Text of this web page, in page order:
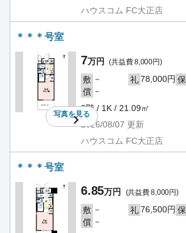
ハウスコム FC大正店
＊＊＊号室
写真を見る
7万円 (共益費 8,000円)
敷 － 礼78,000円 保
償 －
3階 / 1K / 21.09㎡
2026/08/07 更新
ハウスコム FC大正店
＊＊＊号室
6.85万円 (共益費 8,000円)
敷 － 礼76,500円 保
償 －